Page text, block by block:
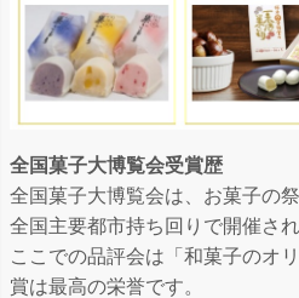
全国菓子大博覧会受賞歴
全国菓子大博覧会は、お菓子の
全国主要都市持ち回りで開催され
ここでの品評会は「和菓子のオ
賞は最高の栄誉です。